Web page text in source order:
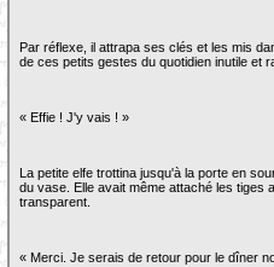
Par réflexe, il attrapa ses clés et les mis
de ces petits gestes du quotidien inutile et
« Effie ! J'y vais ! »
La petite elfe trottina jusqu'à la porte en
du vase. Elle avait même attaché les tiges
transparent.
« Merci. Je serais de retour pour le dîner